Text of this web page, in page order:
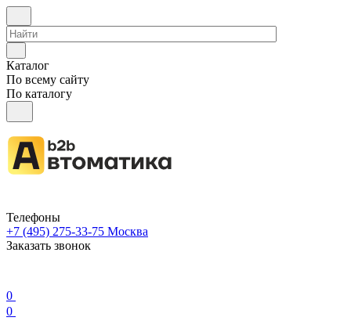
Каталог
По всему сайту
По каталогу
Телефоны
+7 (495) 275-33-75 Москва
Заказать звонок
0
0